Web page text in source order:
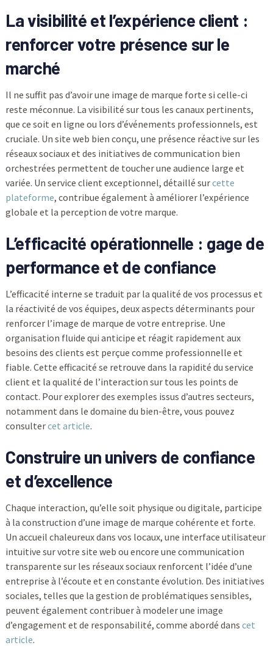
La visibilité et l’expérience client :
renforcer votre présence sur le
marché
Il ne suffit pas d’avoir une image de marque forte si celle-ci
reste méconnue. La visibilité sur tous les canaux pertinents,
que ce soit en ligne ou lors d’événements professionnels, est
cruciale. Un site web bien conçu, une présence réactive sur les
réseaux sociaux et des initiatives de communication bien
orchestrées permettent de toucher une audience large et
variée. Un service client exceptionnel, détaillé surcette
plateforme, contribue également à améliorer l’expérience
globale et la perception de votre marque.
L’efficacité opérationnelle : gage de
performance et de confiance
L’efficacité interne se traduit par la qualité de vos processus et
la réactivité de vos équipes, deux aspects déterminants pour
renforcer l’image de marque de votre entreprise. Une
organisation fluide qui anticipe et réagit rapidement aux
besoins des clients est perçue comme professionnelle et
fiable. Cette efficacité se retrouve dans la rapidité du service
client et la qualité de l’interaction sur tous les points de
contact. Pour explorer des exemples issus d’autres secteurs,
notamment dans le domaine du bien-être, vous pouvez
consultercet article.
Construire un univers de confiance
et d’excellence
Chaque interaction, qu’elle soit physique ou digitale, participe
à la construction d’une image de marque cohérente et forte.
Un accueil chaleureux dans vos locaux, une interface utilisateur
intuitive sur votre site web ou encore une communication
transparente sur les réseaux sociaux renforcent l’idée d’une
entreprise à l’écoute et en constante évolution. Des initiatives
sociales, telles que la gestion de problématiques sensibles,
peuvent également contribuer à modeler une image
d’engagement et de responsabilité, comme abordé dans cet
article.